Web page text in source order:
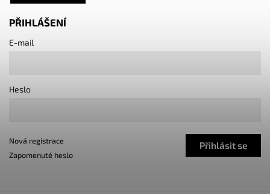
PŘIHLÁŠENÍ
E-mail
Heslo
Přihlásit se
Nová registrace
Zapomenuté heslo